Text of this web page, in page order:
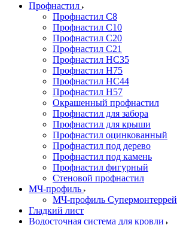
Профнастил
Профнастил С8
Профнастил С10
Профнастил С20
Профнастил С21
Профнастил НС35
Профнастил Н75
Профнастил HC44
Профнастил Н57
Окрашенный профнастил
Профнастил для забора
Профнастил для крыши
Профнастил оцинкованный
Профнастил под дерево
Профнастил под камень
Профнастил фигурный
Стеновой профнастил
МЧ-профиль
МЧ-профиль Супермонтеррей
Гладкий лист
Водосточная система для кровли